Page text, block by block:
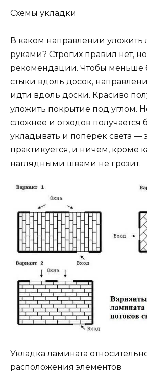
Схемы укладки
В каком направлении уложить
руками? Строгих правил нет, но
рекомендации. Чтобы меньше
стыки вдоль досок,
идти вдоль доски. Красиво
уложить покрытие под углом.
сложнее и отходов
укладывать и поперек света —
практикуется, и ничем, кроме
наглядными швами не грозит.
Укладка ламината
расположения элементов